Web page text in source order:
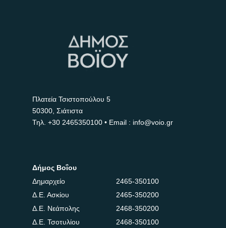
Πλατεία Τσιστοπούλου 5
50300, Σιάτιστα
Τηλ. +30 2465350100 • Email : info@voio.gr
Δήμος Βοΐου
Δημαρχείο
2465-350100
Δ.Ε. Ασκίου
2465-350200
Δ.Ε. Νεάπολης
2468-350200
Δ.Ε. Τσοτυλίου
2468-350100